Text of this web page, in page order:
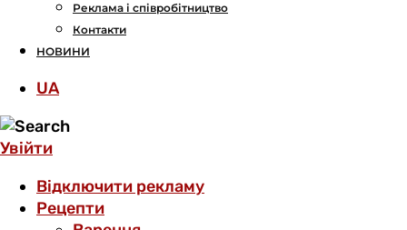
Реклама і співробітництво
Контакти
НОВИНИ
UA
Увійти
Відключити рекламу
Рецепти